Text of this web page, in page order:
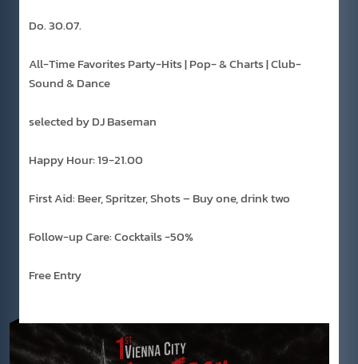
Do. 30.07.
All-Time Favorites Party-Hits | Pop- & Charts | Club-
Sound & Dance
selected by DJ Baseman
Happy Hour: 19-21.00
First Aid: Beer, Spritzer, Shots – Buy one, drink two
Follow-up Care: Cocktails -50%
Free Entry